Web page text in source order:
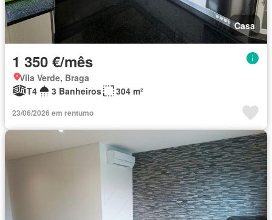
Casa
1 350 €/mês
Vila Verde, Braga
T4
3 Banheiros 304 m²
23/06/2026 em rentumo